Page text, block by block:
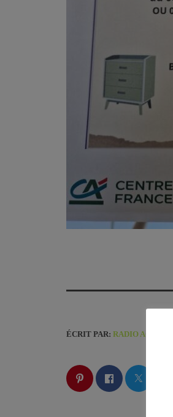
ÉCRIT PAR: RADIO ACX